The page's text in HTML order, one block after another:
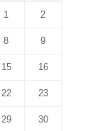
1 2
8 9
15 16
22 23
29 30